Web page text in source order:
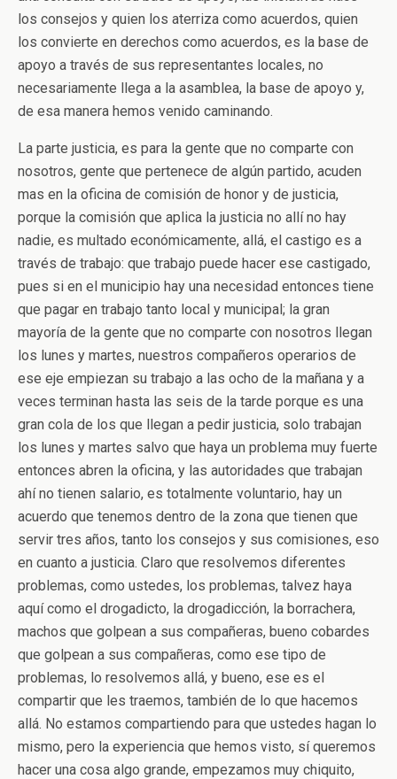
los consejos y quien los aterriza como acuerdos, quien
los convierte en derechos como acuerdos, es la base de
apoyo a través de sus representantes locales, no
necesariamente llega a la asamblea, la base de apoyo y,
de esa manera hemos venido caminando.
La parte justicia, es para la gente que no comparte con
nosotros, gente que pertenece de algún partido, acuden
mas en la oficina de comisión de honor y de justicia,
porque la comisión que aplica la justicia no allí no hay
nadie, es multado económicamente, allá, el castigo es a
través de trabajo: que trabajo puede hacer ese castigado,
pues si en el municipio hay una necesidad entonces tiene
que pagar en trabajo tanto local y municipal; la gran
mayoría de la gente que no comparte con nosotros llegan
los lunes y martes, nuestros compañeros operarios de
ese eje empiezan su trabajo a las ocho de la mañana y a
veces terminan hasta las seis de la tarde porque es una
gran cola de los que llegan a pedir justicia, solo trabajan
los lunes y martes salvo que haya un problema muy fuerte
entonces abren la oficina, y las autoridades que trabajan
ahí no tienen salario, es totalmente voluntario, hay un
acuerdo que tenemos dentro de la zona que tienen que
servir tres años, tanto los consejos y sus comisiones, eso
en cuanto a justicia. Claro que resolvemos diferentes
problemas, como ustedes, los problemas, talvez haya
aquí como el drogadicto, la drogadicción, la borrachera,
machos que golpean a sus compañeras, bueno cobardes
que golpean a sus compañeras, como ese tipo de
problemas, lo resolvemos allá, y bueno, ese es el
compartir que les traemos, también de lo que hacemos
allá. No estamos compartiendo para que ustedes hagan lo
mismo, pero la experiencia que hemos visto, sí queremos
hacer una cosa algo grande, empezamos muy chiquito,